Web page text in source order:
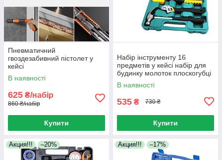
Пневматичний
гвоздезабивний пістолет у
кейсі
В наявності
625 ₴/набір
860 ₴/набір
Купити
Набір інструменту 16
предметів у кейсі набір для
будинку молоток плоскогубці
викрутки рулетка та інше
В наявності
535 ₴ 730 ₴
Купити
Акция!!! –20% Акция!!! –17%